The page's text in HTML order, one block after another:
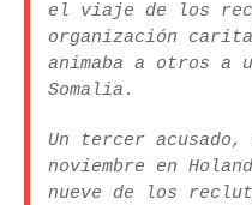
el viaje de los
organización
animaba a otros a
Somalia.
Un tercer
noviembre en
nueve de los